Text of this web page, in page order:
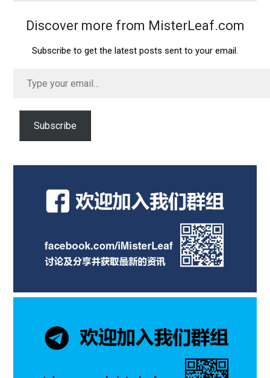
Discover more from MisterLeaf.com
Subscribe to get the latest posts sent to your email.
your
Subscribe